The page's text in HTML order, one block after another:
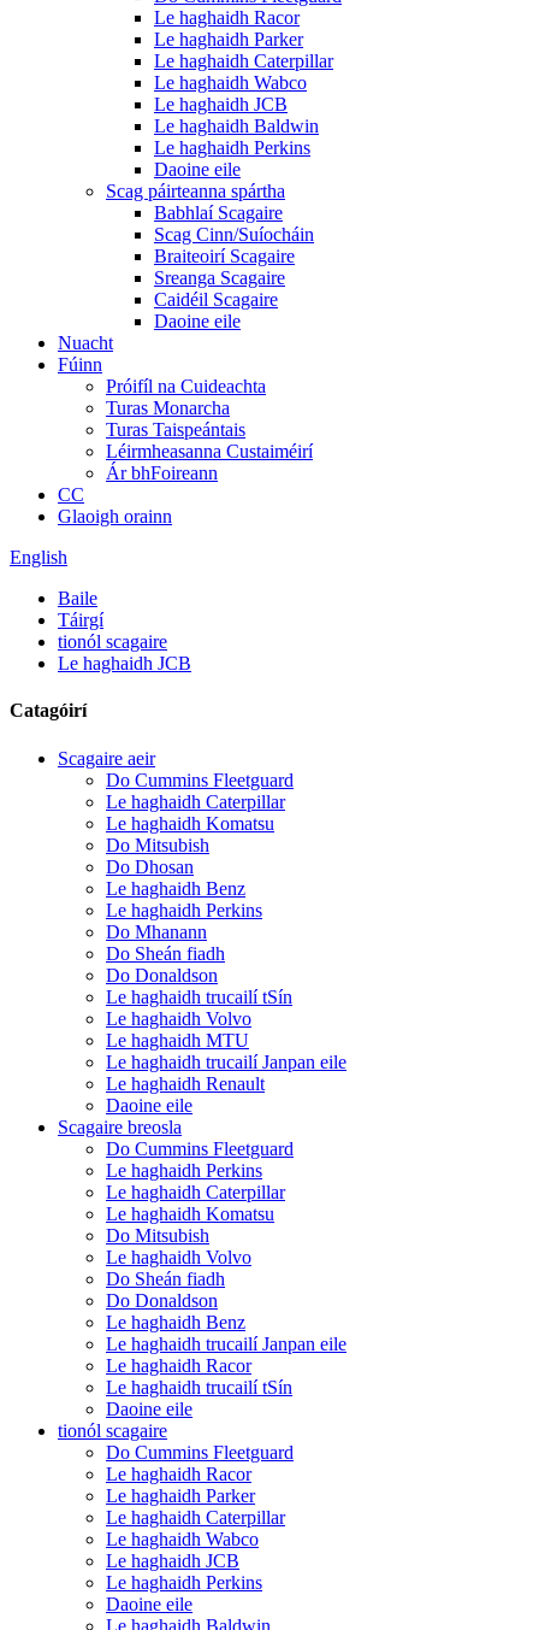
Le haghaidh Racor
Le haghaidh Parker
Le haghaidh Caterpillar
Le haghaidh Wabco
Le haghaidh JCB
Le haghaidh Baldwin
Le haghaidh Perkins
Daoine eile
Scag páirteanna spártha
Babhlaí Scagaire
Scag Cinn/Suíocháin
Braiteoirí Scagaire
Sreanga Scagaire
Caidéil Scagaire
Daoine eile
Nuacht
Fúinn
Próifíl na Cuideachta
Turas Monarcha
Turas Taispeántais
Léirmheasanna Custaiméirí
Ár bhFoireann
CC
Glaoigh orainn
English
Baile
Táirgí
tionól scagaire
Le haghaidh JCB
Catagóirí
Scagaire aeir
Do Cummins Fleetguard
Le haghaidh Caterpillar
Le haghaidh Komatsu
Do Mitsubish
Do Dhosan
Le haghaidh Benz
Le haghaidh Perkins
Do Mhanann
Do Sheán fiadh
Do Donaldson
Le haghaidh trucailí tSín
Le haghaidh Volvo
Le haghaidh MTU
Le haghaidh trucailí Janpan eile
Le haghaidh Renault
Daoine eile
Scagaire breosla
Do Cummins Fleetguard
Le haghaidh Perkins
Le haghaidh Caterpillar
Le haghaidh Komatsu
Do Mitsubish
Le haghaidh Volvo
Do Sheán fiadh
Do Donaldson
Le haghaidh Benz
Le haghaidh trucailí Janpan eile
Le haghaidh Racor
Le haghaidh trucailí tSín
Daoine eile
tionól scagaire
Do Cummins Fleetguard
Le haghaidh Racor
Le haghaidh Parker
Le haghaidh Caterpillar
Le haghaidh Wabco
Le haghaidh JCB
Le haghaidh Perkins
Daoine eile
Le haghaidh Baldwin